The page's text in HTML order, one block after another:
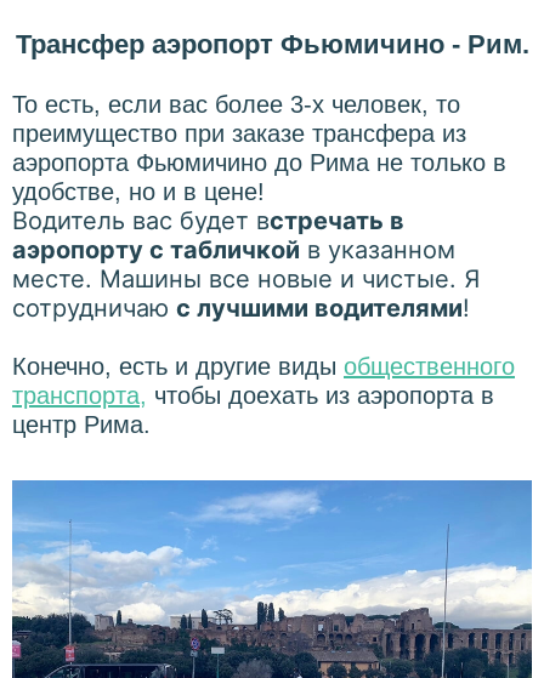
Трансфер аэропорт Фьюмичино - Рим.
То есть, если вас более 3-х человек, то
преимущество при заказе трансфера из
аэропорта Фьюмичино до Рима не только в
удобстве, но и в цене!
Водитель вас будет встречать в
аэропорту с табличкой в указанном
месте. Машины все новые и чистые. Я
сотрудничаю с лучшими водителями!
Конечно, есть и другие виды общественного
транспорта, чтобы доехать из аэропорта в
центр Рима.